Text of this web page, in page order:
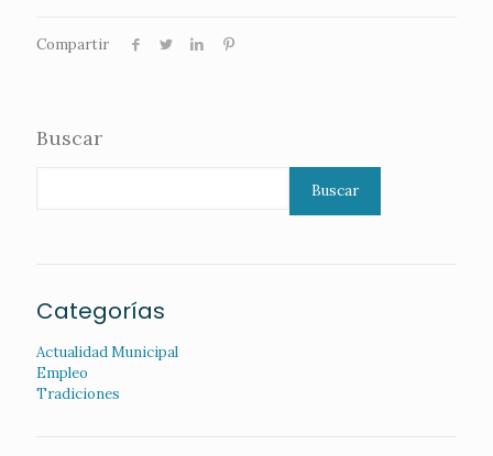
Compartir
Buscar
Buscar
Categorías
Actualidad Municipal
Empleo
Tradiciones